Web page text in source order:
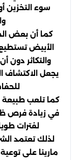
سوء التخزين
كما أن بعض
الأبيض
والتكاثر دون
يجعل الاكتشاف
كما تلعب طبيعة
في زيادة فرص
لفترات
لذلك تعتمد
مارينا على